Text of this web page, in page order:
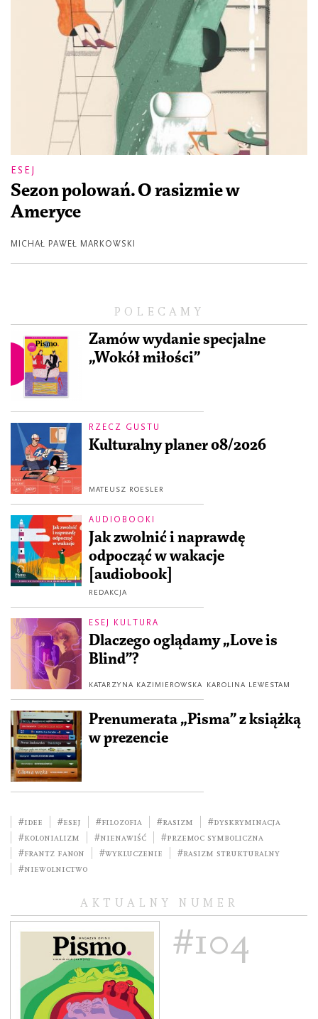
POLECAMY
Zamów wydanie specjalne
„Wokół miłości”
RZECZ GUSTU
Kulturalny planer 08/2026
MATEUSZ ROESLER
AUDIOBOOKI
Jak zwolnić i naprawdę
odpocząć w wakacje
[audiobook]
REDAKCJA
ESEJ KULTURA
Dlaczego oglądamy „Love is
Blind”?
KATARZYNA KAZIMIEROWSKA KAROLINA LEWESTAM
Prenumerata „Pisma” z książką
w prezencie
#idee #esej #filozofia #rasizm
#dyskryminacja
#kolonializm
#nienawiść
#przemoc symboliczna
#Frantz Fanon
#wykluczenie
#rasizm strukturalny
#niewolnictwo
AKTUALNY NUMER
#104
ESEJ
Sezon polowań. O rasizmie w
Ameryce
MICHAŁ PAWEŁ MARKOWSKI